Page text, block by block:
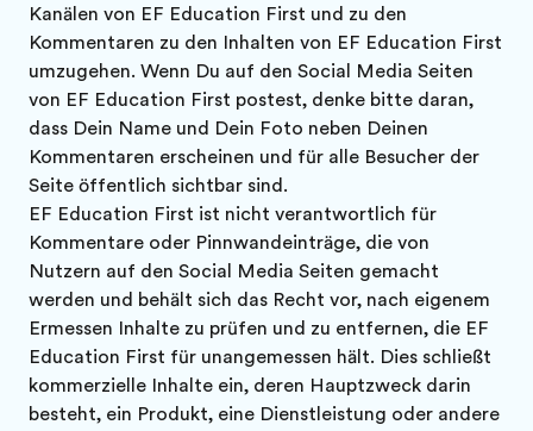
Über uns
Wer wir sind
Karriere
Teil des Teams werden
Kanälen von EF Education First und zu den
Kommentaren zu den Inhalten von EF Education First
umzugehen. Wenn Du auf den Social Media Seiten
von EF Education First postest, denke bitte daran,
dass Dein Name und Dein Foto neben Deinen
Kommentaren erscheinen und für alle Besucher der
Seite öffentlich sichtbar sind.
EF Education First ist nicht verantwortlich für
Kommentare oder Pinnwandeinträge, die von
Nutzern auf den Social Media Seiten gemacht
werden und behält sich das Recht vor, nach eigenem
Ermessen Inhalte zu prüfen und zu entfernen, die EF
Education First für unangemessen hält. Dies schließt
kommerzielle Inhalte ein, deren Hauptzweck darin
besteht, ein Produkt, eine Dienstleistung oder andere